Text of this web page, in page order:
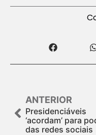
ANTERIOR
Presidenciáveis
‘acordam’ para
das redes sociais